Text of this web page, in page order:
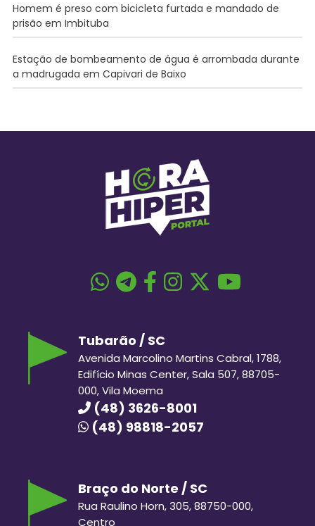
Homem é preso com bicicleta furtada e mandado de
prisão em Imbituba
Estação de bombeamento de água é arrombada durante
a madrugada em Capivari de Baixo
Tubarão / SC
Avenida Marcolino Martins Cabral, 1788,
Edifício Minas Center, Sala 507, 88705-
000, Vila Moema
(48) 3626-8001
(48) 98818-2057
Braço do Norte / SC
Rua Raulino Horn, 305, 88750-000,
Centro